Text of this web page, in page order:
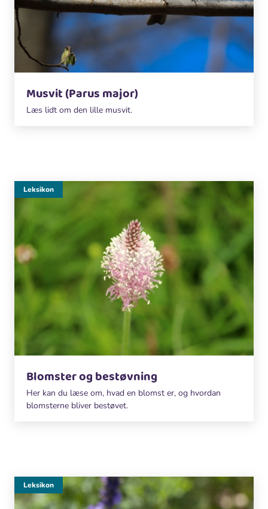
Musvit (Parus major)
Læs lidt om den lille musvit.
Blomster og bestøvning
Her kan du læse om, hvad en blomst er, og hvordan
blomsterne bliver bestøvet.
Leksikon
Leksikon